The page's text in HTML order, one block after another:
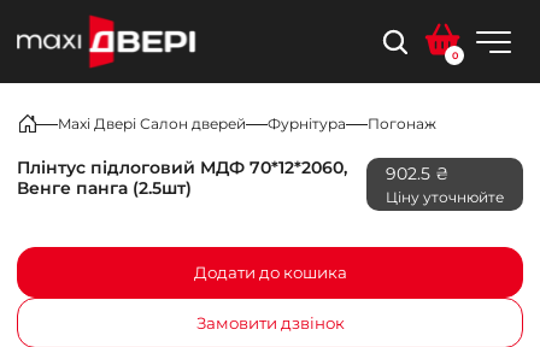
0
Maxi Двері Салон дверей Фурнітура Погонаж
Плінтус підлоговий МДФ 70*12*2060,
Венге панга (2.5шт)
902.5 ₴
Ціну уточнюйте
Додати до кошика
Замовити дзвінок